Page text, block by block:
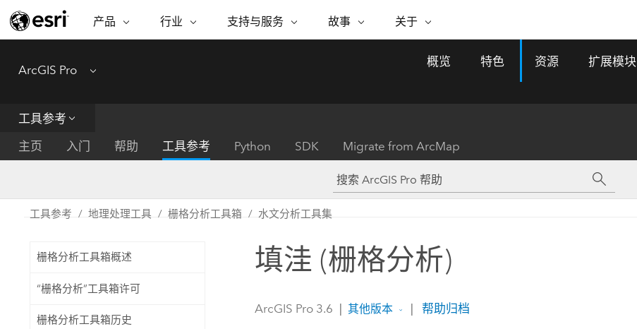
产品
ARCGIS
完整的 SaaS 制图平台
ArcGIS Enterprise
开发者技术
构建制图和空间分析应用程序
功能
将位置引入分析
集成、编辑和共享空间数据
Esri 产品、合作伙伴产品和开发
行业
行业
保护
能源公用事业
州和地方政府
电信
交通运输
专题倡议
基础设施管理
使用 GIS 创建现代化、有弹性且可持续发展
者了解基础设施工程与周围环境的关系。
探索基础设施管理
支持与服务
支持与服务 自助服务
文档
My Esri
故事
ESRI 故事
现实世界的全球 GIS 创新
客
行业新闻和 ArcGIS 更新
所有故事
关于
关于 ESRI
合作伙伴
招贤纳士
联系我们
ArcGIS Pro Menu
概览 特色 资源 扩展模块
工具参考
主页
入门 帮助 工具参考 Python SDK Migrate from ArcMap
工具参考 地理处理工具 栅格分析工具箱 水文分析工具集
栅格分析工具箱概述
“栅格分析”工具箱许可
栅格分析工具箱历史
填洼 (栅格分析)
ArcGIS Pro 3.6 其他版本 帮助归档